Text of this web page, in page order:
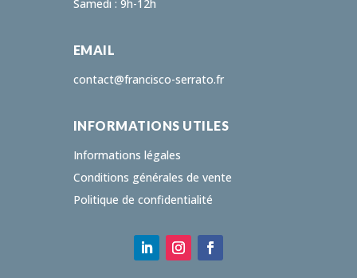
Samedi : 9h-12h
EMAIL
contact@francisco-serrato.fr
INFORMATIONS UTILES
Informations légales
Conditions générales de vente
Politique de confidentialité